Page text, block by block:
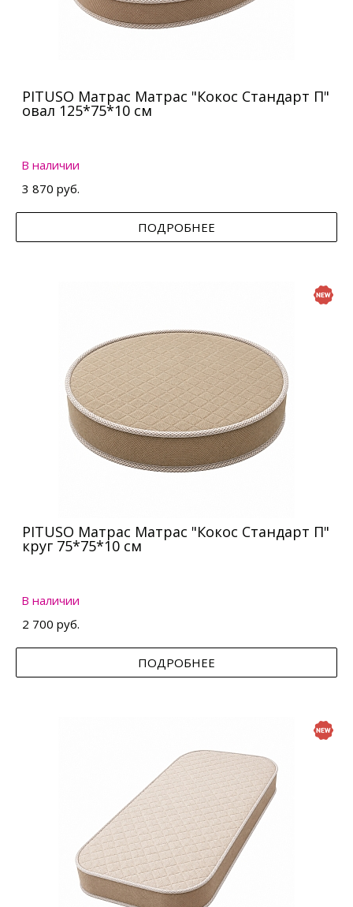
PITUSO Матрас Матрас "Кокос Стандарт П"
овал 125*75*10 см
В наличии
3 870 руб.
ПОДРОБНЕЕ
PITUSO Матрас Матрас "Кокос Стандарт П"
круг 75*75*10 см
В наличии
2 700 руб.
ПОДРОБНЕЕ